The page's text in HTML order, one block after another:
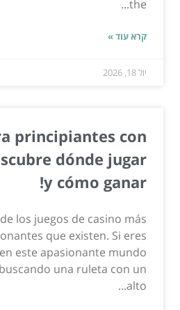
the...
קרא עוד »
יול 18, 2026
principiantes con
dónde jugar
y cómo ganar!
los juegos de casino más
que existen. Si eres
este apasionante mundo
una ruleta con un
alto...